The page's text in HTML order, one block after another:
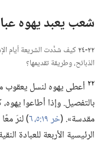
شعب يعبد يهوه
٢٢-‏٢٤
كيف شدَّدت الشريعة أيام
الذبائح،‏ وطريقة تقديمها؟‏
٢٢ أعطى يهوه لنسل يعقوب
بالتفصيل.‏ وإذا أطاعوا
مقدسة».‏ (‏خر ١٩:‏٥،‏ ٦
‏)‏ لنرَ
الرئيسية الأربعة للعبادة